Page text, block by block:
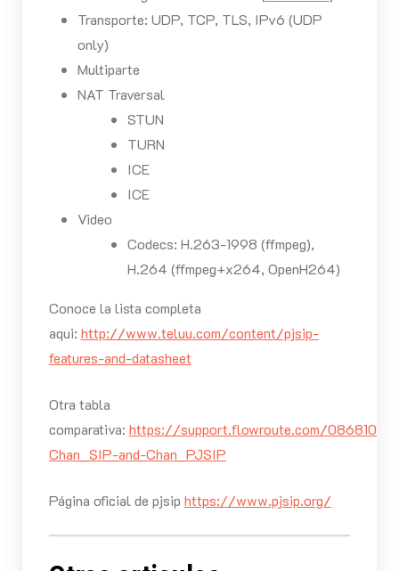
Transporte: UDP, TCP, TLS, IPv6 (UDP
only)
Multiparte
NAT Traversal
STUN
TURN
ICE
ICE
Video
Codecs: H.263-1998 (ffmpeg),
H.264 (ffmpeg+x264, OpenH264)
Conoce la lista completa
aqui: http://www.teluu.com/content/pjsip-
features-and-datasheet
Otra tabla
comparativa: https://support.flowroute.com/086810-
Chan_SIP-and-Chan_PJSIP
Página oficial de pjsip https://www.pjsip.org/